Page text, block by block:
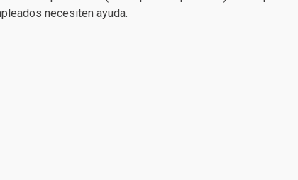
necesiten ayuda.